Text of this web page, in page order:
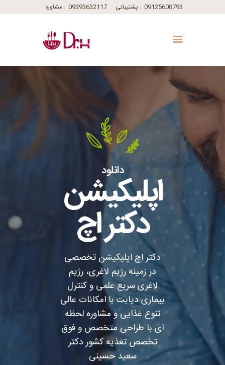
مشاوره : 09393632117 پشتیبانی : 09125608793
دانلود
اپلیکیشن
دکتر اچ
دکتر اچ اپلیکیشن تخصصی
در زمينه رژيم لاغری، رژيم
لاغری سريع علمی و كنترل
بيماری ديابت با امکانات عالی
تنوع غذايی و مشاوره لحظه
ای با طراحی متخصص و فوق
تخصص تغذيه كشور دكتر
سعيد حسينی